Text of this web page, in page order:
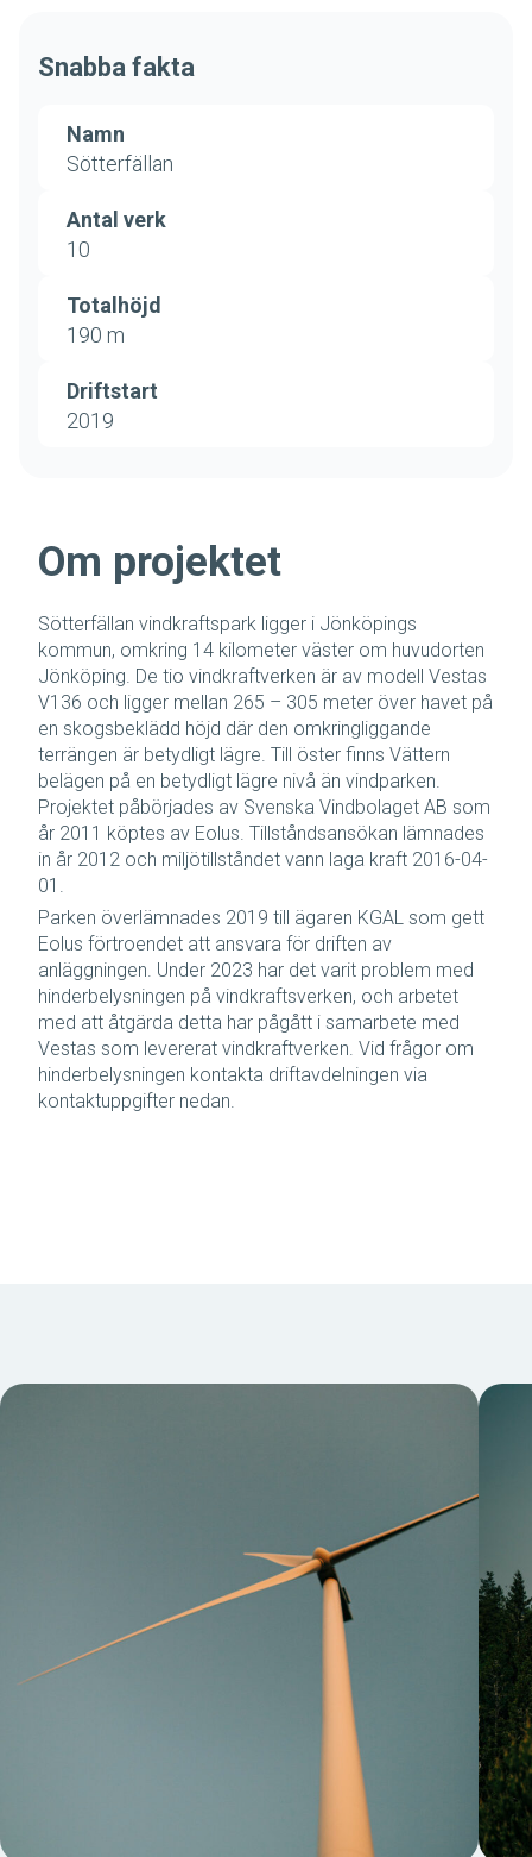
Snabba fakta
Namn
Sötterfällan
Antal verk
10
Totalhöjd
190 m
Driftstart
2019
Om projektet
Sötterfällan vindkraftspark ligger i Jönköpings
kommun, omkring 14 kilometer väster om huvudorten
Jönköping. De tio vindkraftverken är av modell Vestas
V136 och ligger mellan 265 – 305 meter över havet på
en skogsbeklädd höjd där den omkringliggande
terrängen är betydligt lägre. Till öster finns Vättern
belägen på en betydligt lägre nivå än vindparken.
Projektet påbörjades av Svenska Vindbolaget AB som
år 2011 köptes av Eolus. Tillståndsansökan lämnades
in år 2012 och miljötillståndet vann laga kraft 2016-04-
01.
Parken överlämnades 2019 till ägaren KGAL som gett
Eolus förtroendet att ansvara för driften av
anläggningen. Under 2023 har det varit problem med
hinderbelysningen på vindkraftsverken, och arbetet
med att åtgärda detta har pågått i samarbete med
Vestas som levererat vindkraftverken. Vid frågor om
hinderbelysningen kontakta driftavdelningen via
kontaktuppgifter nedan.